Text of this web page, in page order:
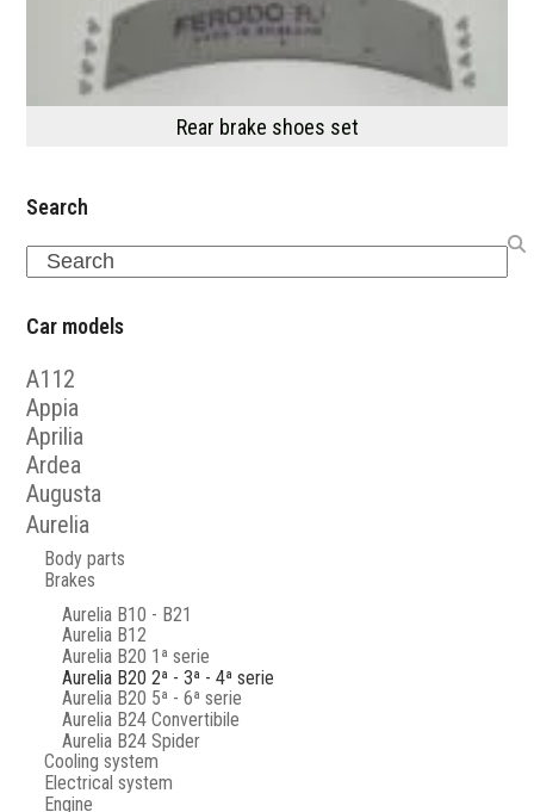
Rear brake shoes set
Search
Search
Car models
A112
Appia
Aprilia
Ardea
Augusta
Aurelia
Body parts
Brakes
Aurelia B10 - B21
Aurelia B12
Aurelia B20 1ª serie
Aurelia B20 2ª - 3ª - 4ª serie
Aurelia B20 5ª - 6ª serie
Aurelia B24 Convertibile
Aurelia B24 Spider
Cooling system
Electrical system
Engine